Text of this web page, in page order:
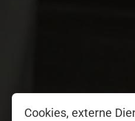
Cookies, externe